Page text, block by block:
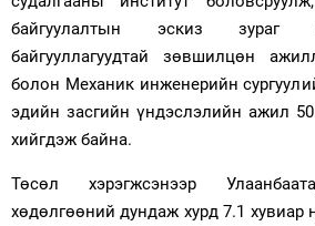
байгуулалтын эскиз зураг
байгууллагуудтай зөвшилцөн
болон Механик инженерийн
эдийн засгийн үндэслэлийн ажил 50
хийгдэж байна.
Төсөл хэрэгжсэнээр
хөдөлгөөний дундаж хурд 7.1